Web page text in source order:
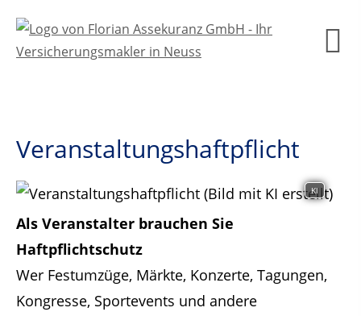
Veranstaltungshaftpflicht
KI
Als Veranstalter brauchen Sie
Haftpflichtschutz
Wer Festumzüge, Märkte, Konzerte, Tagungen,
Kongresse, Sportevents und andere